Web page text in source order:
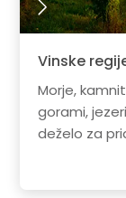
Vinske
Morje,
gorami,
deželo za